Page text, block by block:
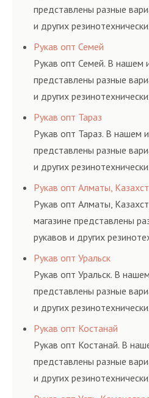
представлены разные
и других
соответствующих ГОСТам,
и нормативам.
Рукав опт Семей
Рукав опт Семей. В нашем
представлены разные
и других
соответствующих ГОСТам,
и нормативам.
Рукав опт Тараз
Рукав опт Тараз. В нашем
представлены разные
и других
соответствующих ГОСТам,
и нормативам.
Рукав опт Алматы,
Рукав опт Алматы,
магазине представлены
рукавов и других
соответствующих ГОСТам,
и нормативам.
Рукав опт Уральск
Рукав опт Уральск. В
представлены разные
и других
соответствующих ГОСТам,
и нормативам.
Рукав опт Костанай
Рукав опт Костанай. В
представлены разные
и других
соответствующих ГОСТам,